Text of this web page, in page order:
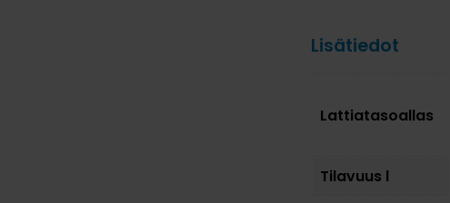
Lisätiedot
Lattiatasoallas
Tilavuus l